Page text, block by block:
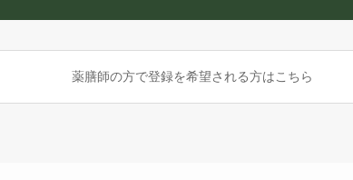
薬膳師の方で登録を希望される方はこちら